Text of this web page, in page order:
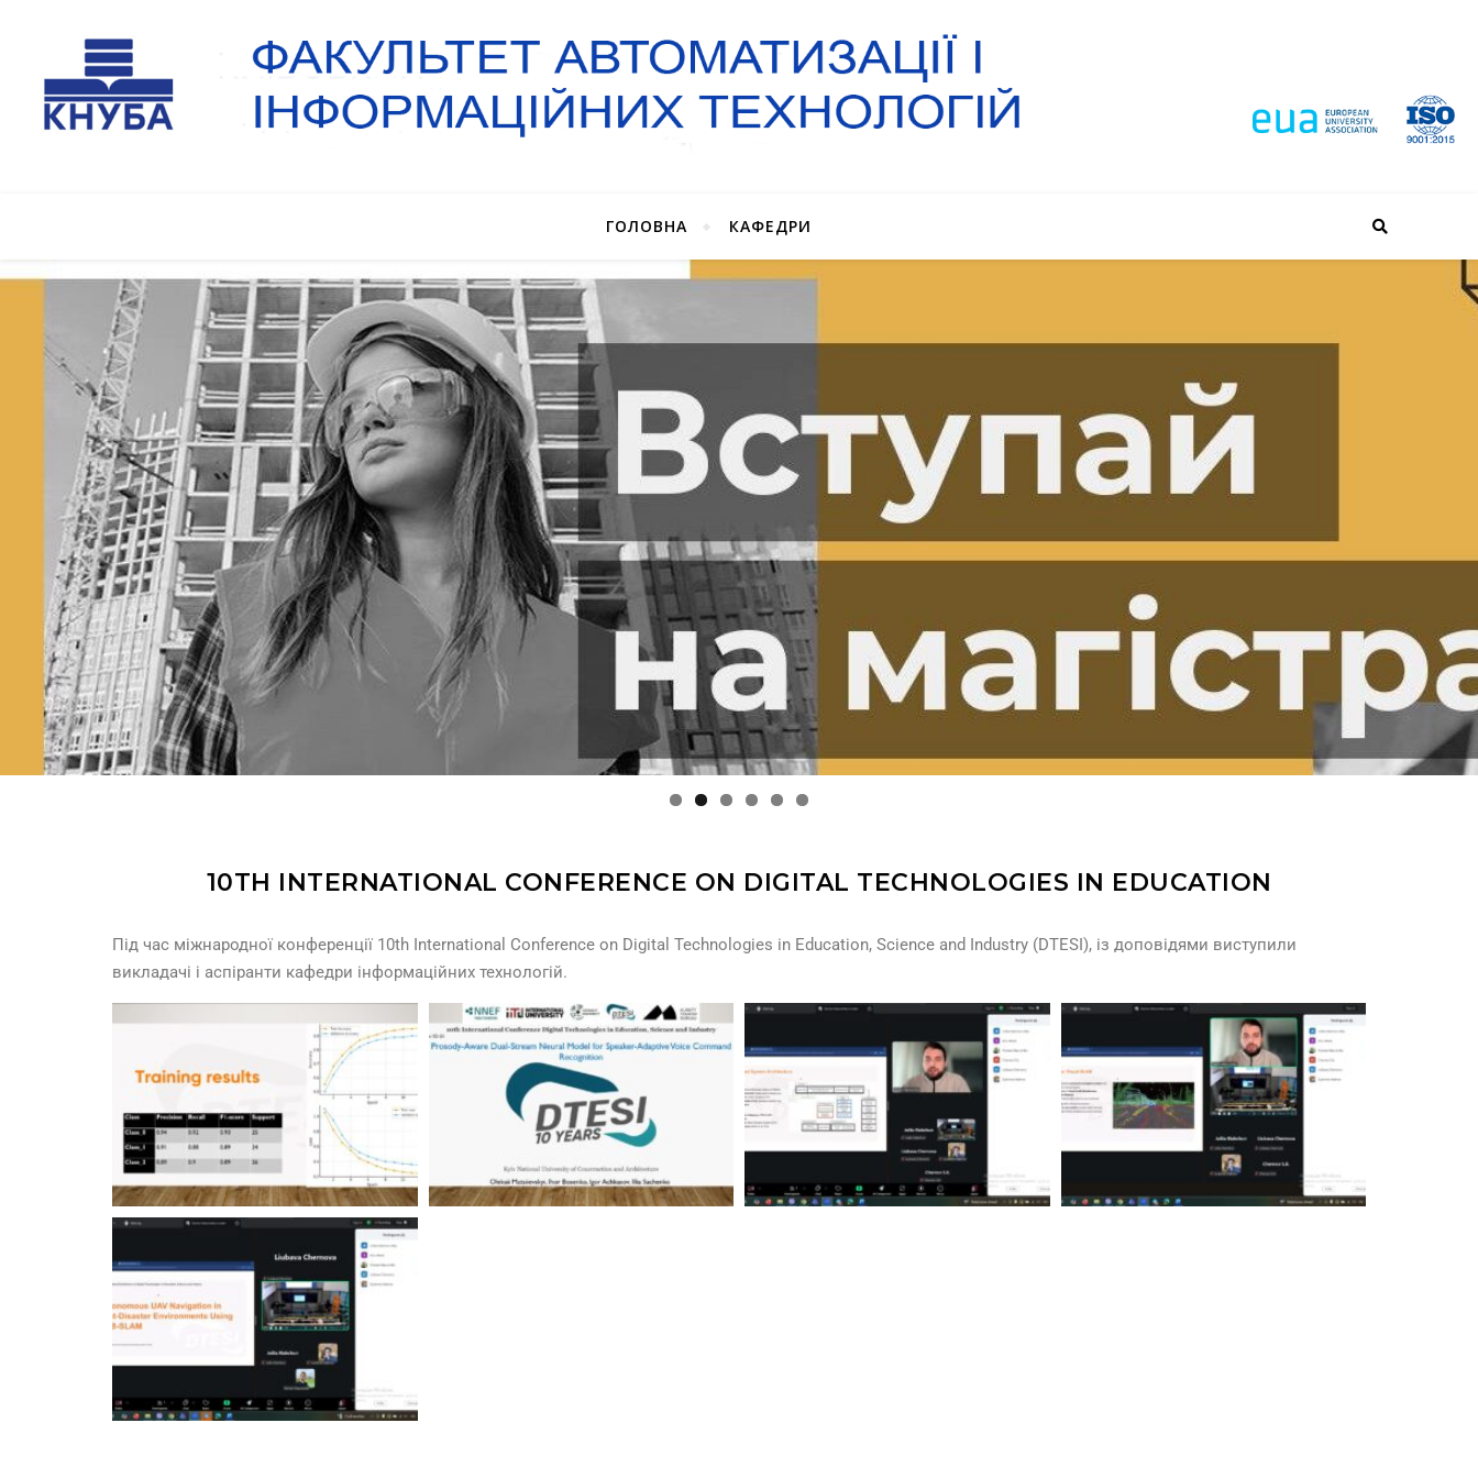
ГОЛОВНА КАФЕДРИ
10TH INTERNATIONAL CONFERENCE ON DIGITAL TECHNOLOGIES IN EDUCATION
Під час міжнародної конференції 10th International Conference on Digital Technologies in Education, Science and Industry (DTESI), із доповідями виступили
викладачі і аспіранти кафедри інформаційних технологій.